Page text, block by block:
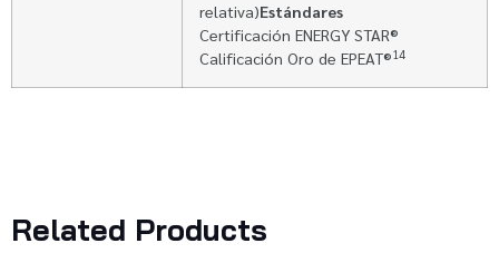
relativa)Estándares
Certificación ENERGY STAR®
Calificación Oro de EPEAT®14
Related Products